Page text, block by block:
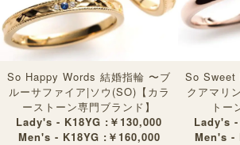
So Happy Words 結婚指輪 〜ブ
ルーサファイア|ソウ(SO)【カラ
ーストーン専門ブランド】
Lady's - K18YG :￥130,000
Men's - K18YG :￥160,000
So Sweet
クアマリ
トー
Lady's -
Men's -